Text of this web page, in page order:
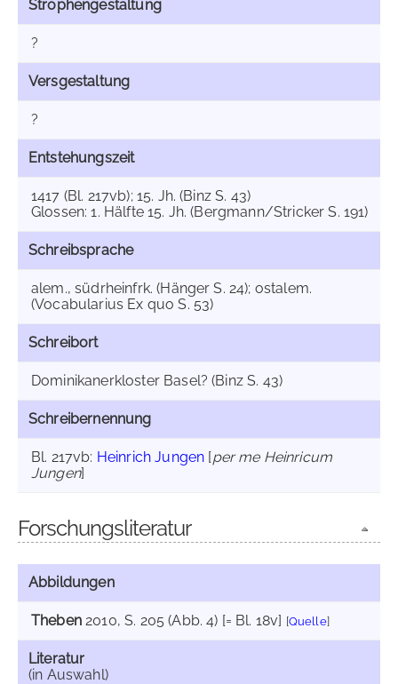
Strophengestaltung
?
Versgestaltung
?
Entstehungszeit
1417 (Bl. 217vb); 15. Jh. (Binz S. 43)
Glossen: 1. Hälfte 15. Jh. (Bergmann/Stricker S. 191)
Schreibsprache
alem., südrheinfrk. (Hänger S. 24); ostalem.
(Vocabularius Ex quo S. 53)
Schreibort
Dominikanerkloster Basel? (Binz S. 43)
Schreibernennung
Bl. 217vb: Heinrich Jungen [per me Heinricum
Jungen]
Forschungsliteratur
Abbildungen
Theben2010, S. 205 (Abb. 4) [= Bl. 18v] [Quelle]
Literatur
(in Auswahl)